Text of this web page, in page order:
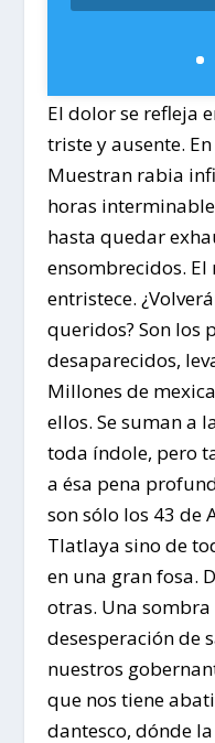
El dolor se refleja
triste y ausente.
Muestran rabia
horas
hasta quedar
ensombrecidos.
entristece.
queridos? Son los
desaparecidos,
Millones de
ellos. Se suman a
toda índole, pero
a ésa pena
son sólo los 43 de
Tlatlaya sino de
en una gran fosa.
otras. Una sombra
desesperación de
nuestros
que nos tiene
dantesco, dónde